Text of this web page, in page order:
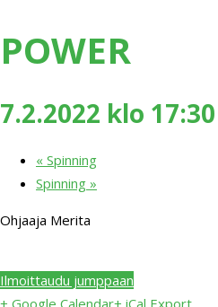
POWER
7.2.2022 klo 17:30
« Spinning
Spinning »
Ohjaaja Merita
Ilmoittaudu jumppaan